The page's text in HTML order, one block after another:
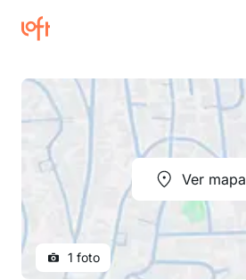
Ver mapa
1 foto